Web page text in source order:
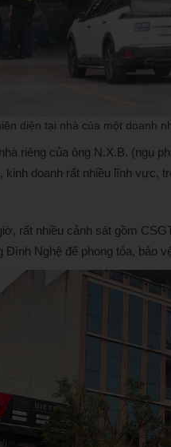
diện tại nhà của một doanh
riêng của ông N.X.B. (ngụ
kinh doanh rất nhiều lĩnh vực,
rất nhiều cảnh sát gồm
Nghệ để phong tỏa, bảo